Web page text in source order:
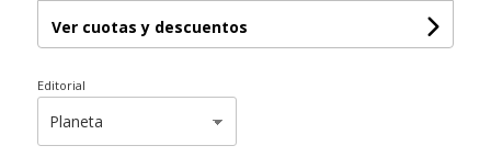
Ver cuotas y descuentos
Editorial